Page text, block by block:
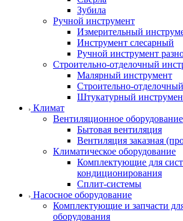
Зубила
Ручной инструмент
Измерительный
Инструмент слесарный
Ручной инструмент
Строительно-отделочный
Малярный инструмент
Строительно-
Штукатурный
Климат
Вентиляционное оборудование
Бытовая вентиляция
Вентиляция заказная
Климатическое оборудование
Комплектующие для
кондиционирования
Сплит-системы
Насосное оборудование
Комплектующие и запчасти
оборудования